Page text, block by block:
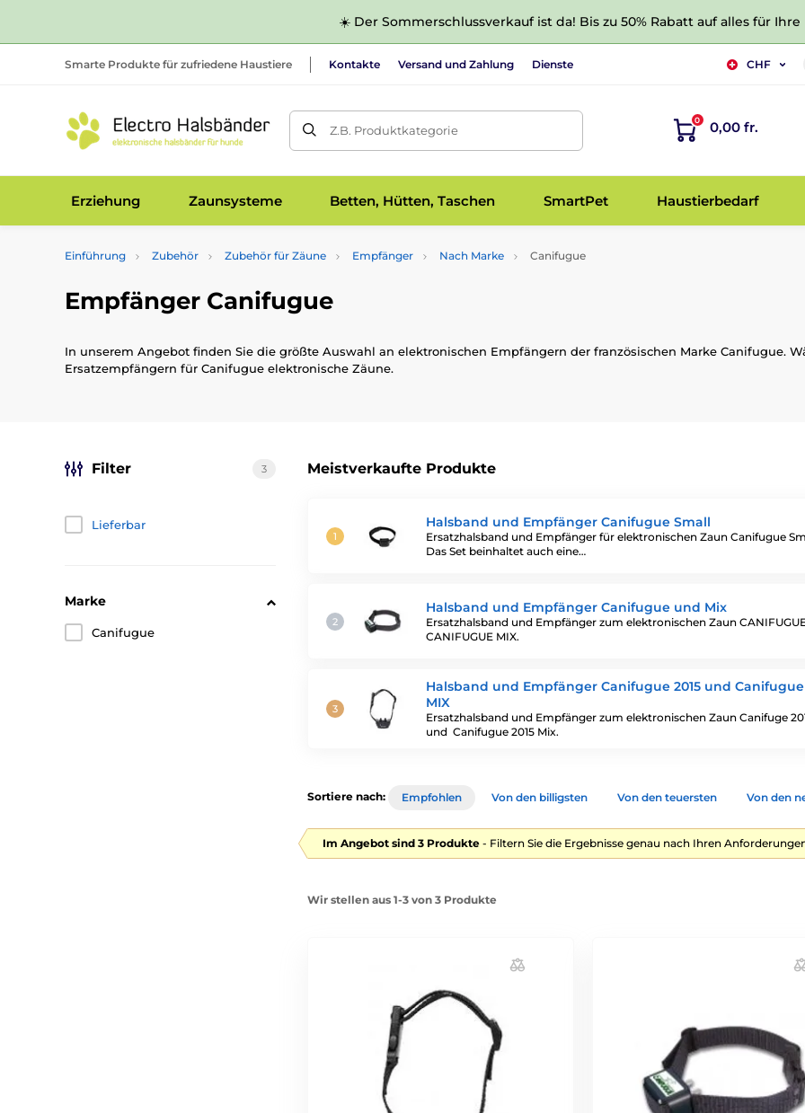
☀️ Der Sommerschlussverkauf ist da! Bis zu 50% Rabatt auf alles für Ihre
Smarte Produkte für zufriedene Haustiere Kontakte Versand und Zahlung Dienste CHF
Z.B. Produktkategorie
0 0,00 fr.
Erziehung Zaunsysteme Betten, Hütten, Taschen SmartPet Haustierbedarf
Einführung Zubehör Zubehör für Zäune Empfänger Nach Marke Canifugue
Empfänger Canifugue
In unserem Angebot finden Sie die größte Auswahl an elektronischen Empfängern der französischen Marke Canifugue.
Ersatzempfängern für Canifugue elektronische Zäune.
Meistverkaufte Produkte
Halsband und Empfänger Canifugue Small
Ersatzhalsband und Empfänger für elektronischen Zaun Canifugue
Das Set beinhaltet auch eine…
Halsband und Empfänger Canifugue und Mix
Ersatzhalsband und Empfänger zum elektronischen Zaun
CANIFUGUE MIX.
Halsband und Empfänger Canifugue 2015 und Canifugue
MIX
Ersatzhalsband und Empfänger zum elektronischen Zaun Canifuge
und Canifugue 2015 Mix.
Filter 3
Lieferbar
Marke
Canifugue
Sortiere nach: Empfohlen Von den billigsten Von den teuersten Von den
Im Angebot sind 3 Produkte - Filtern Sie die Ergebnisse genau nach Ihren
Wir stellen aus 1-3 von 3 Produkte